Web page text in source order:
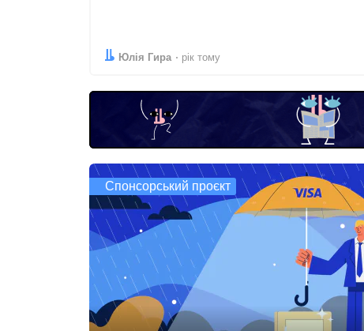
Автор:
Юлія Гира
Дата: рік тому
Спонсорський проєкт